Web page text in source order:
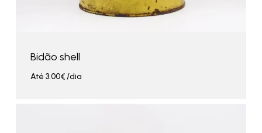
Bidão shell
Até 3.00€/dia